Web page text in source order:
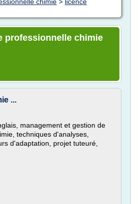
professionnelle chimie
...
management et gestion de
techniques d'analyses,
d'adaptation, projet tuteuré,